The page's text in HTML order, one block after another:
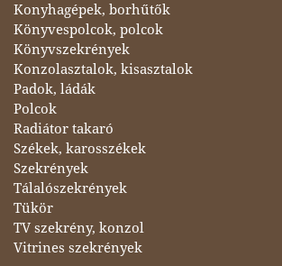
Konyhagépek, borhűtők
Könyvespolcok, polcok
Könyvszekrények
Konzolasztalok, kisasztalok
Padok, ládák
Polcok
Radiátor takaró
Székek, karosszékek
Szekrények
Tálalószekrények
Tükör
TV szekrény, konzol
Vitrines szekrények